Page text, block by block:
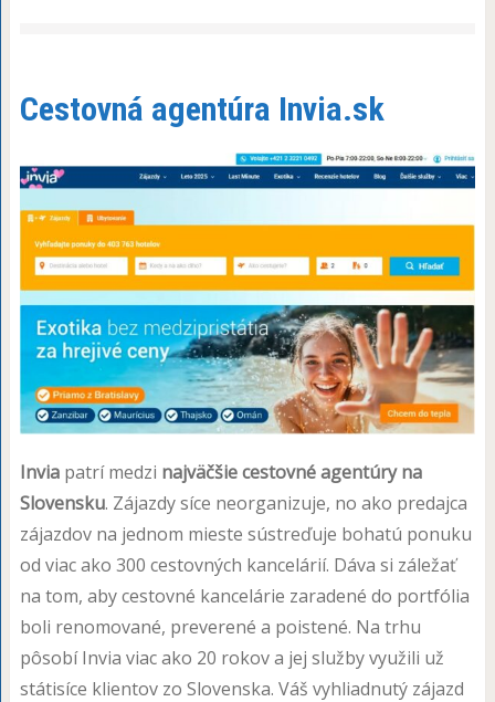
Cestovná agentúra Invia.sk
Invia patrí medzi najväčšie cestovné agentúry na
Slovensku. Zájazdy síce neorganizuje, no ako predajca
zájazdov na jednom mieste sústreďuje bohatú ponuku
od viac ako 300 cestovných kancelárií. Dáva si záležať
na tom, aby cestovné kancelárie zaradené do portfólia
boli renomované, preverené a poistené. Na trhu
pôsobí Invia viac ako 20 rokov a jej služby využili už
státisíce klientov zo Slovenska. Váš vyhliadnutý zájazd